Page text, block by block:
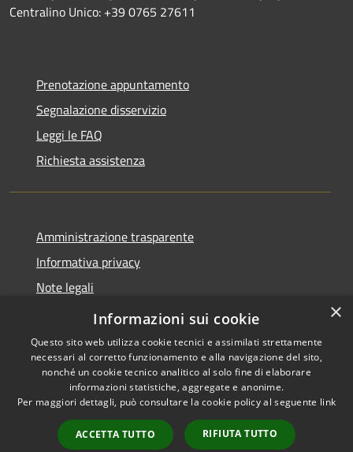
Centralino Unico: +39 0765 27611
Prenotazione appuntamento
Segnalazione disservizio
Leggi le FAQ
Richiesta assistenza
Amministrazione trasparente
Informativa privacy
Note legali
Dichiarazione di accessibilità
Accessibilità
Copyright © 2026 • Comune di
Montopoli di Sabina • Powered
byMunicipium
Accesso
×
Informazioni sui cookie
Questo sito web utilizza cookie tecnici e assimilati strettamente
necessari al corretto funzionamento e alla navigazione del sito,
nonché un cookie tecnico analitico al solo fine di elaborare
informazioni statistiche, aggregate e anonime.
Per maggiori dettagli, può consultare la cookie policy al seguente link
ACCETTA TUTTO RIFIUTA TUTTO